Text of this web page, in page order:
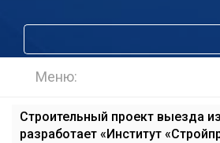
Меню:
Строительный проект выезда
разработает «Институт